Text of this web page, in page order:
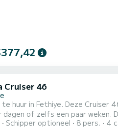
Cruiser 46
huur in Fethiye. Deze Cruiser
paar weken. De zeilboot is 14 meter lang met 51 pk. De 4 hutten bieden plaats aan 9 passagiers
toiletten met een douche. Deze boot is uitgerust met een Furling
Schipper optioneel 8 pers. 4